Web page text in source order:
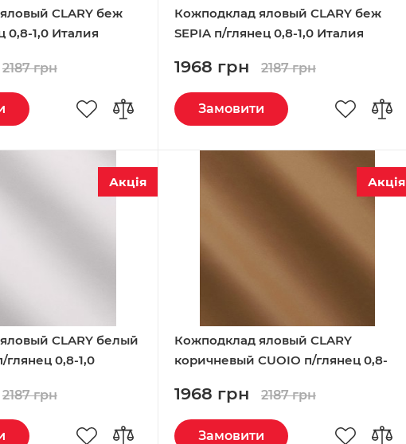
CLARY беж
0,8-1,0 Италия
2187 грн
Кожподклад яловый CLARY беж
SEPIA п/глянец 0,8-1,0 Италия
1968 грн 2187 грн
Замовити
Акція
CLARY белый
глянец 0,8-1,0
2187 грн
Акція
Кожподклад яловый CLARY
коричневый CUOIO п/глянец 0,8-
1968 грн 2187 грн
Замовити